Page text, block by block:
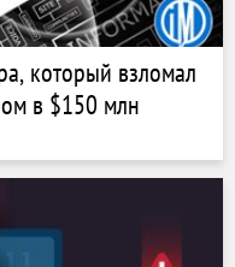
который взломал
в $150 млн